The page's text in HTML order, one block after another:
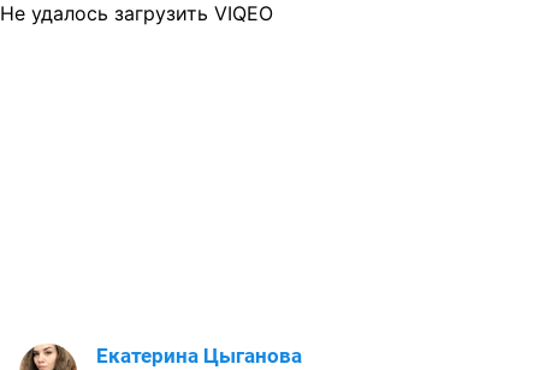
Не удалось загрузить VIQEO
Екатерина Цыганова